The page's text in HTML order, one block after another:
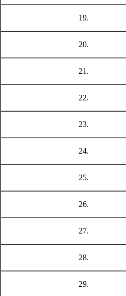
19.
20.
21.
22.
23.
24.
25.
26.
27.
28.
29.